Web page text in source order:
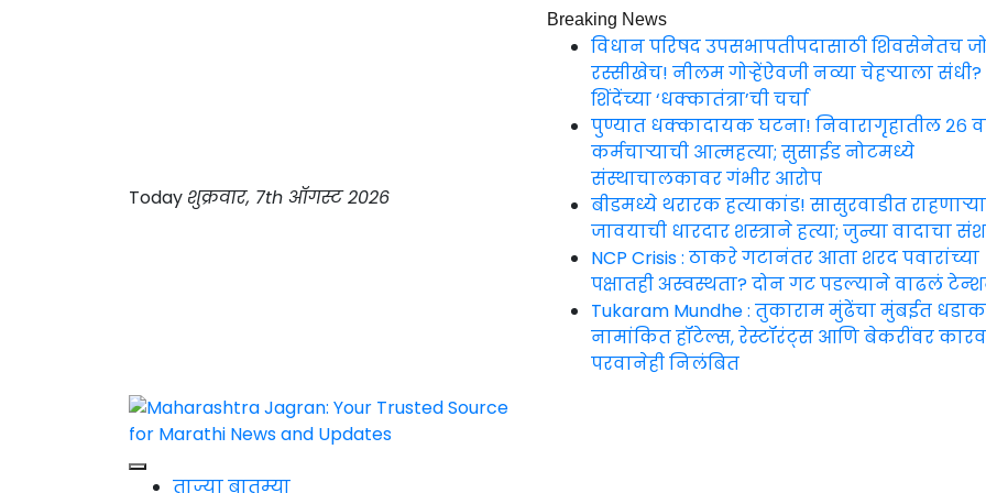
Today शुक्रवार, 7th ऑगस्ट 2026
Breaking News
विधान परिषद उपसभापतीपदासाठी शिवसेनेतच
रस्सीखेच! नीलम गोऱ्हेंऐवजी नव्या चेहऱ्याला संधी?
शिंदेंच्या ‘धक्कातंत्रा’ची चर्चा
पुण्यात धक्कादायक घटना! निवारागृहातील २६
कर्मचाऱ्याची आत्महत्या; सुसाईड नोटमध्ये
संस्थाचालकावर गंभीर आरोप
बीडमध्ये थरारक हत्याकांड! सासुरवाडीत राहणाऱ्या
जावयाची धारदार शस्त्राने हत्या; जुन्या वादाचा
NCP Crisis : ठाकरे गटानंतर आता शरद पवारांच्या
पक्षातही अस्वस्थता? दोन गट पडल्याने वाढलं
Tukaram Mundhe : तुकाराम मुंढेंचा मुंबईत
नामांकित हॉटेल्स, रेस्टॉरंट्स आणि बेकरींवर
परवानेही निलंबित
Maharashtra Jagran : Your Trusted
ताज्या बातम्या